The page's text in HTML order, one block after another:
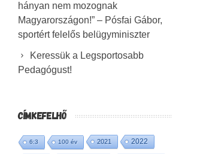
hányan nem mozognak
Magyarországon!” – Pósfai Gábor,
sportért felelős belügyminiszter
Keressük a Legsportosabb
Pedagógust!
CÍMKEFELHŐ
6:3 100 év 2021 2022